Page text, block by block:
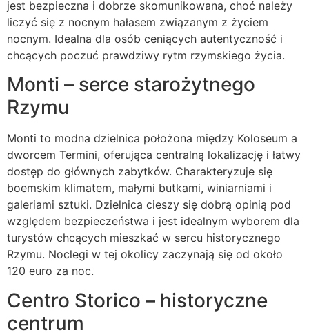
jest bezpieczna i dobrze skomunikowana, choć należy
liczyć się z nocnym hałasem związanym z życiem
nocnym. Idealna dla osób ceniących autentyczność i
chcących poczuć prawdziwy rytm rzymskiego życia.
Monti – serce starożytnego
Rzymu
Monti to modna dzielnica położona między Koloseum a
dworcem Termini, oferująca centralną lokalizację i łatwy
dostęp do głównych zabytków. Charakteryzuje się
boemskim klimatem, małymi butkami, winiarniami i
galeriami sztuki. Dzielnica cieszy się dobrą opinią pod
względem bezpieczeństwa i jest idealnym wyborem dla
turystów chcących mieszkać w sercu historycznego
Rzymu. Noclegi w tej okolicy zaczynają się od około
120 euro za noc.
Centro Storico – historyczne
centrum